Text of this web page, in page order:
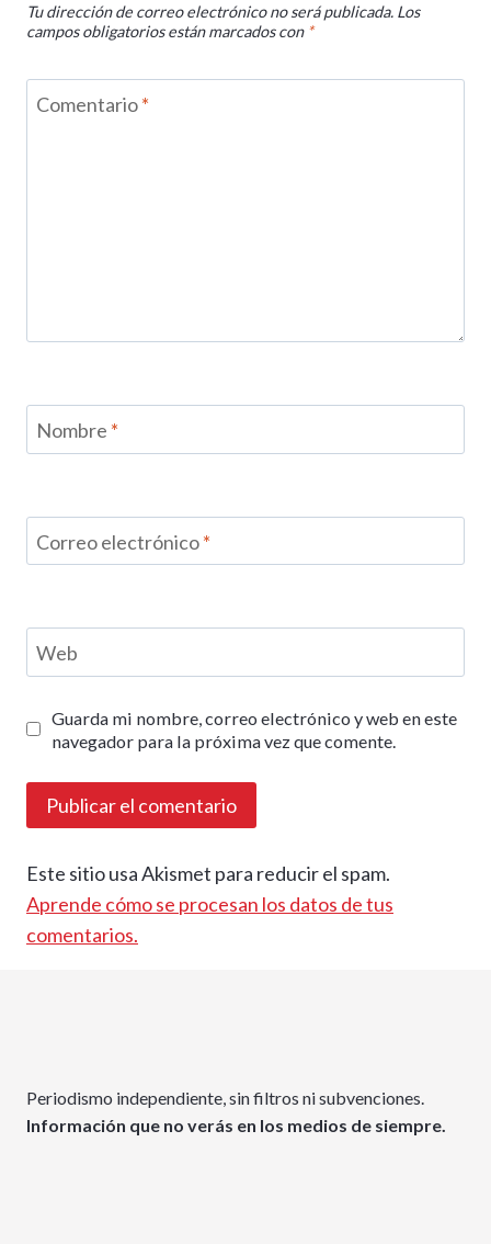
Tu dirección de correo electrónico no será publicada. Los
campos obligatorios están marcados con *
Comentario*
Nombre *
Correo electrónico*
Web
Guarda mi nombre, correo electrónico y web en este
navegador para la próxima vez que comente.
Este sitio usa Akismet para reducir el spam.
Aprende cómo se procesan los datos de tus
comentarios.
Periodismo independiente, sin filtros ni subvenciones.
Información que no verás en los medios de siempre.